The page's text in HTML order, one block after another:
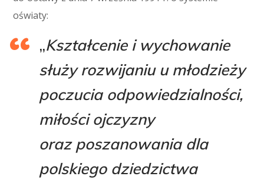
oświaty:
„Kształcenie i wychowanie
służy rozwijaniu u młodzieży
poczucia odpowiedzialności,
miłości ojczyzny
oraz poszanowania dla
polskiego dziedzictwa